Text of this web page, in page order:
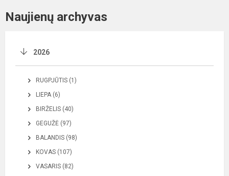
Naujienų archyvas
2026
RUGPJŪTIS (1)
LIEPA (6)
BIRŽELIS (40)
GEGUŽĖ (97)
BALANDIS (98)
KOVAS (107)
VASARIS (82)